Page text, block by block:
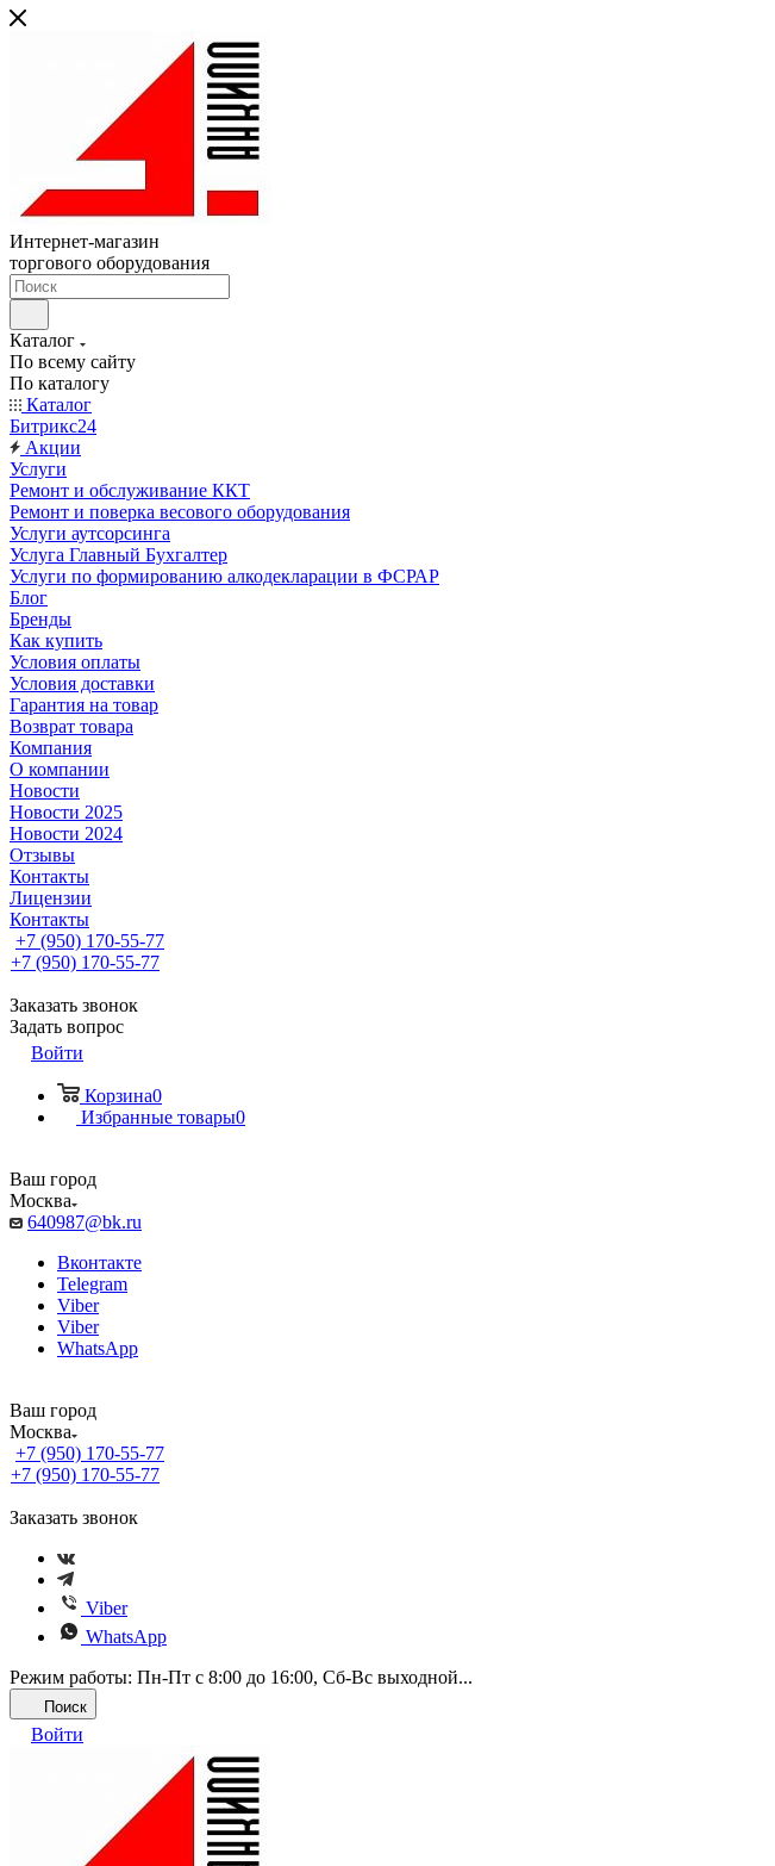
Интернет-магазин
торгового оборудования
Каталог
По всему сайту
По каталогу
Каталог
Битрикс24
Акции
Услуги
Ремонт и обслуживание ККТ
Ремонт и поверка весового оборудования
Услуги аутсорсинга
Услуга Главный Бухгалтер
Услуги по формированию алкодекларации в ФСРАР
Блог
Бренды
Как купить
Условия оплаты
Условия доставки
Гарантия на товар
Возврат товара
Компания
О компании
Новости
Новости 2025
Новости 2024
Отзывы
Контакты
Лицензии
Контакты
+7 (950) 170-55-77
+7 (950) 170-55-77
Заказать звонок
Задать вопрос
Войти
Корзина0
Избранные товары0
Ваш город
Москва
640987@bk.ru
Вконтакте
Telegram
Viber
Viber
WhatsApp
Ваш город
Москва
+7 (950) 170-55-77
+7 (950) 170-55-77
Заказать звонок
Viber
WhatsApp
Режим работы: Пн-Пт с 8:00 до 16:00, Cб-Вс выходной...
Поиск
Войти